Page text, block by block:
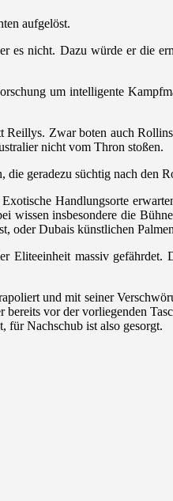
aufgelöst.
nicht. Dazu würde er die
um intelligente
Zwar boten auch
nicht vom Thron stoßen.
geradezu süchtig nach den
Handlungsorte
wissen insbesondere die
Dubais künstlichen
massiv
und mit seiner
vor der vorliegenden
für Nachschub ist also gesorgt.